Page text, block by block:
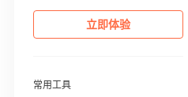
立即体验
常用工具